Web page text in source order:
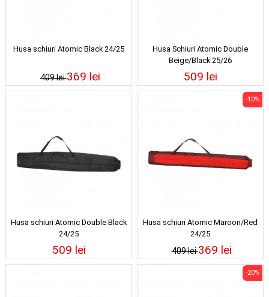
Husa schiuri Atomic Black 24/25
409 lei369 lei
Husa Schiuri Atomic Double
Beige/Black 25/26
509 lei
Husa schiuri Atomic Double Black
24/25
509 lei
Husa schiuri Atomic Maroon/Red
24/25
409 lei
-10%
369 lei
-20%